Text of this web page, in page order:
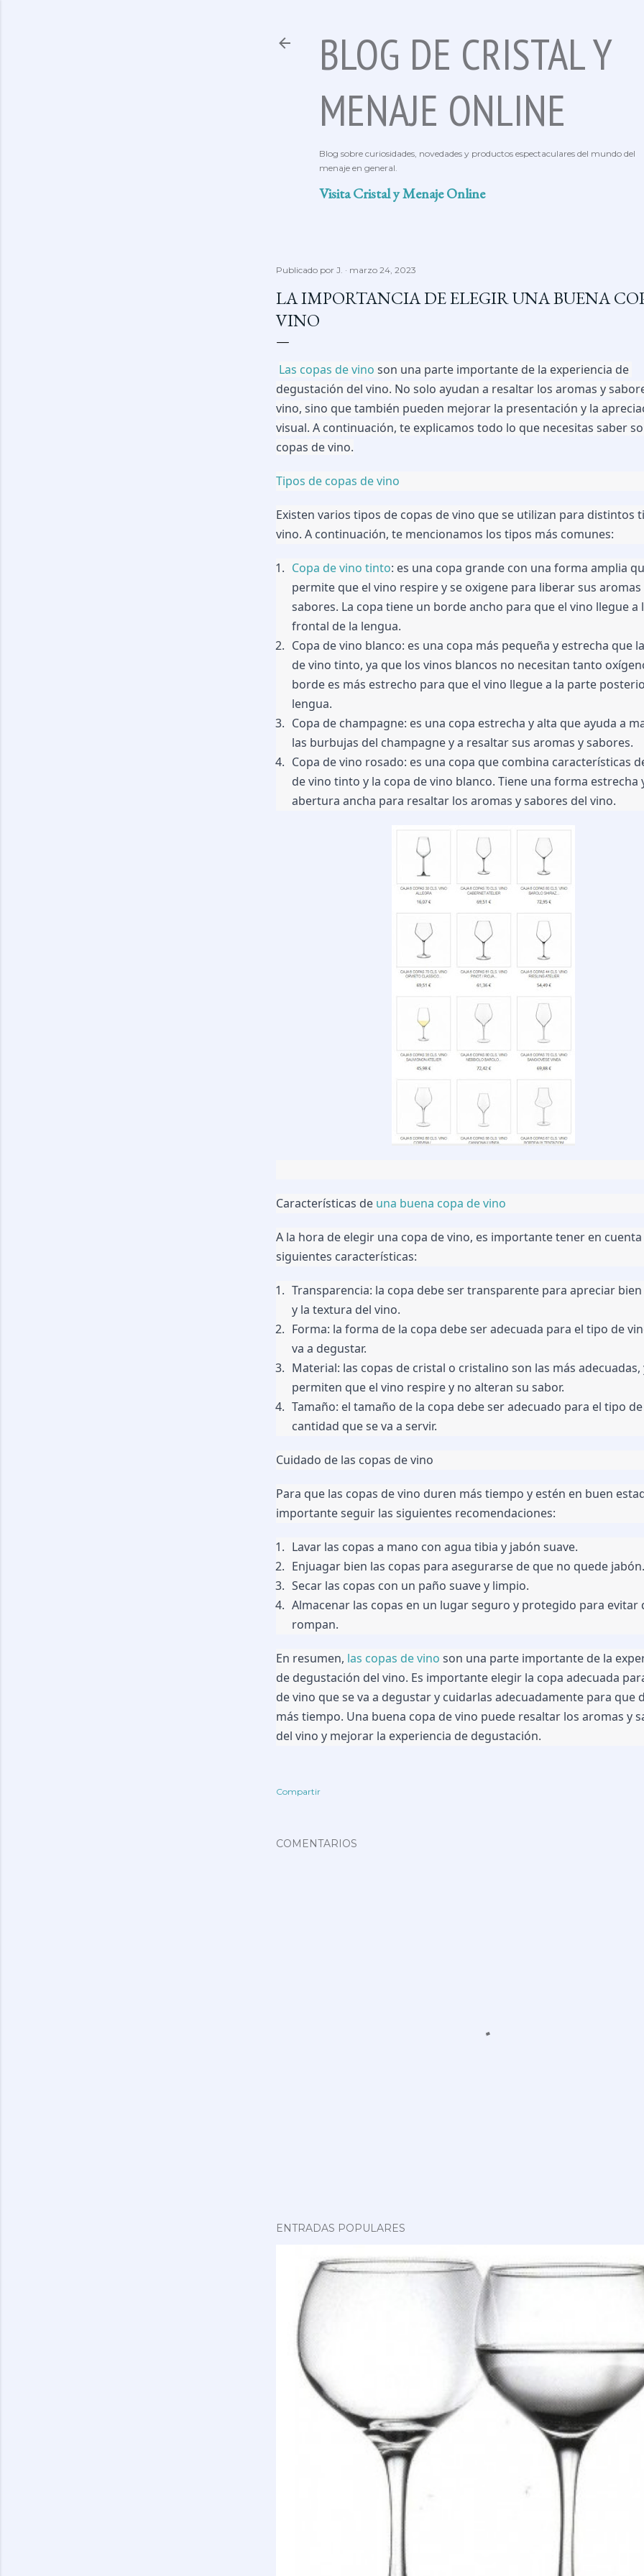
BLOG DE CRISTAL Y
MENAJE ONLINE
Blog sobre curiosidades, novedades y productos espectaculares del mundo del
menaje en general.
Visita Cristal y Menaje Online
Publicado por J. marzo 24, 2023
LA IMPORTANCIA DE ELEGIR UNA BUENA
VINO
Las copas de vino son una parte importante de la experiencia de
degustación del vino. No solo ayudan a resaltar los aromas y
vino, sino que también pueden mejorar la presentación y la
visual. A continuación, te explicamos todo lo que necesitas saber
copas de vino.
Tipos de copas de vino
Existen varios tipos de copas de vino que se utilizan para distintos
vino. A continuación, te mencionamos los tipos más comunes:
Copa de vino tinto: es una copa grande con una forma amplia
permite que el vino respire y se oxigene para liberar sus aromas
sabores. La copa tiene un borde ancho para que el vino llegue a
frontal de la lengua.
Copa de vino blanco: es una copa más pequeña y estrecha que
de vino tinto, ya que los vinos blancos no necesitan tanto
borde es más estrecho para que el vino llegue a la parte
lengua.
Copa de champagne: es una copa estrecha y alta que ayuda a
las burbujas del champagne y a resaltar sus aromas y sabores.
Copa de vino rosado: es una copa que combina características
de vino tinto y la copa de vino blanco. Tiene una forma estrecha
abertura ancha para resaltar los aromas y sabores del vino.
Características de una buena copa de vino
A la hora de elegir una copa de vino, es importante tener en cuenta
siguientes características:
Transparencia: la copa debe ser transparente para apreciar
y la textura del vino.
Forma: la forma de la copa debe ser adecuada para el tipo de
va a degustar.
Material: las copas de cristal o cristalino son las más adecuadas,
permiten que el vino respire y no alteran su sabor.
Tamaño: el tamaño de la copa debe ser adecuado para el tipo
cantidad que se va a servir.
Cuidado de las copas de vino
Para que las copas de vino duren más tiempo y estén en buen
importante seguir las siguientes recomendaciones:
Lavar las copas a mano con agua tibia y jabón suave.
Enjuagar bien las copas para asegurarse de que no quede jabón.
Secar las copas con un paño suave y limpio.
Almacenar las copas en un lugar seguro y protegido para evitar
rompan.
En resumen, las copas de vino son una parte importante de la
de degustación del vino. Es importante elegir la copa adecuada
de vino que se va a degustar y cuidarlas adecuadamente para que
más tiempo. Una buena copa de vino puede resaltar los aromas y
del vino y mejorar la experiencia de degustación.
Compartir
COMENTARIOS
ENTRADAS POPULARES